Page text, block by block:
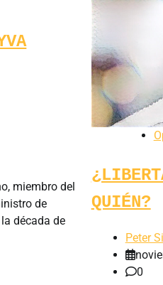
miembro del
de
década de
QUIÉN?
Peter
0